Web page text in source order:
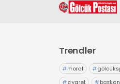
Trendler
#moral #
#ziyaret #